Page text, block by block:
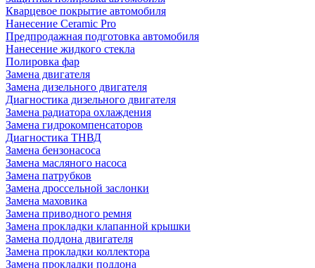
Кварцевое покрытие автомобиля
Нанесение Ceramic Pro
Предпродажная подготовка автомобиля
Нанесение жидкого стекла
Полировка фар
Замена двигателя
Замена дизельного двигателя
Диагностика дизельного двигателя
Замена радиатора охлаждения
Замена гидрокомпенсаторов
Диагностика ТНВД
Замена бензонасоса
Замена масляного насоса
Замена патрубков
Замена дроссельной заслонки
Замена маховика
Замена приводного ремня
Замена прокладки клапанной крышки
Замена поддона двигателя
Замена прокладки коллектора
Замена прокладки поддона